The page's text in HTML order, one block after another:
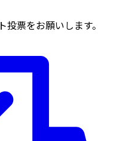
票をお願いします。